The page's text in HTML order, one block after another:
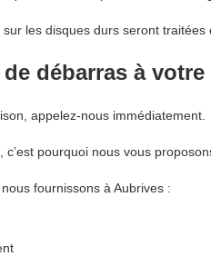
les disques durs seront
débarras à votre
appelez-nous immédiatement.
pourquoi nous vous
fournissons à Aubrives :